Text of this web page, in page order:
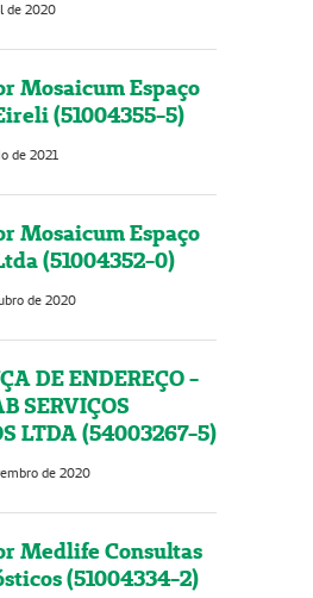
de 2020
Mosaicum Espaço
(51004355-5)
de 2021
Mosaicum Espaço
(51004352-0)
de 2020
DE ENDEREÇO -
SERVIÇOS
LTDA (54003267-5)
de 2020
Medlife Consultas
(51004334-2)